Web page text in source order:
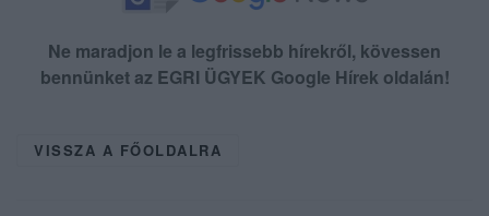
Ne maradjon le a legfrissebb hírekről, kövessen
bennünket az EGRI ÜGYEK Google Hírek oldalán!
VISSZA A FŐOLDALRA